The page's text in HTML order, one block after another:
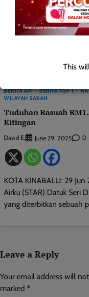
BERITA AM BERITA TOP 1
WILAYAH SABAH
Tuduhan Rasuah
Kitingan
David E. June 29, 2025 0
KOTA KINABALU: 29
Airku (STAR) Datuk Seri
yang diterbitkan sebuah
Leave a Reply
Your email address will
marked *
This